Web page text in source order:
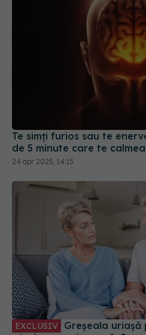
24 apr 2025, 14:15
EXCLUSIV
când se pensionează.
medici